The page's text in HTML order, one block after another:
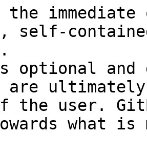
self-
optional and
are
the user.
what